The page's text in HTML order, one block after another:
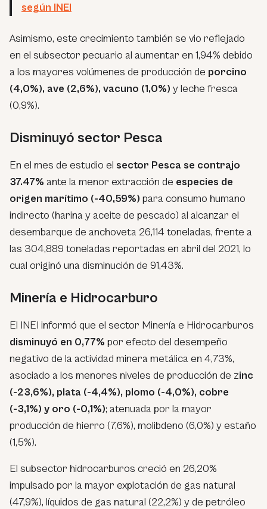
según INEI
Asimismo, este crecimiento también se vio reflejado
en el subsector pecuario al aumentar en 1,94% debido
a los mayores volúmenes de producción de porcino
(4,0%), ave (2,6%), vacuno (1,0%) y leche fresca
(0,9%).
Disminuyó sector Pesca
En el mes de estudio el sector Pesca se contrajo
37.47% ante la menor extracción de especies de
origen marítimo (-40,59%) para consumo humano
indirecto (harina y aceite de pescado) al alcanzar el
desembarque de anchoveta 26,114 toneladas, frente a
las 304,889 toneladas reportadas en abril del 2021, lo
cual originó una disminución de 91,43%.
Minería e Hidrocarburo
El INEI informó que el sector Minería e Hidrocarburos
disminuyó en 0,77% por efecto del desempeño
negativo de la actividad minera metálica en 4,73%,
asociado a los menores niveles de producción de zinc
(-23,6%), plata (-4,4%), plomo (-4,0%), cobre
(-3,1%) y oro (-0,1%); atenuada por la mayor
producción de hierro (7,6%), molibdeno (6,0%) y estaño
(1,5%).
El subsector hidrocarburos creció en 26,20%
impulsado por la mayor explotación de gas natural
(47,9%), líquidos de gas natural (22,2%) y de petróleo